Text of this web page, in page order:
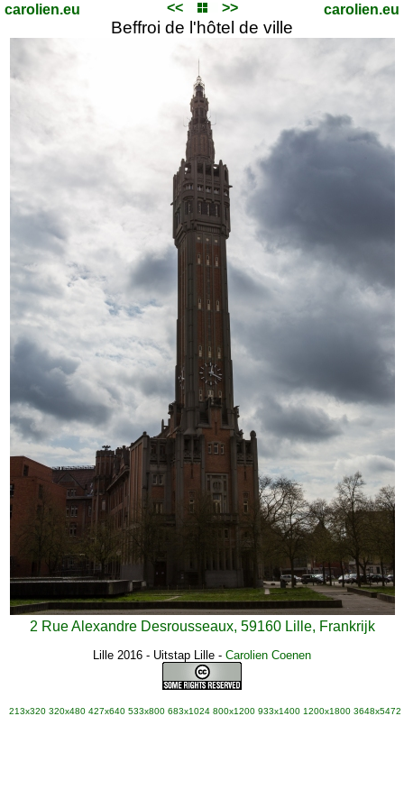
carolien.eu << >> carolien.eu
Beffroi de l'hôtel de ville
2 Rue Alexandre Desrousseaux, 59160 Lille, Frankrijk
Lille 2016 - Uitstap Lille - Carolien Coenen
213x320 320x480 427x640 533x800 683x1024 800x1200 933x1400 1200x1800 3648x5472